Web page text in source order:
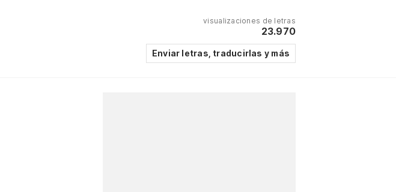
visualizaciones de letras
23.970
Enviar letras, traducirlas y más